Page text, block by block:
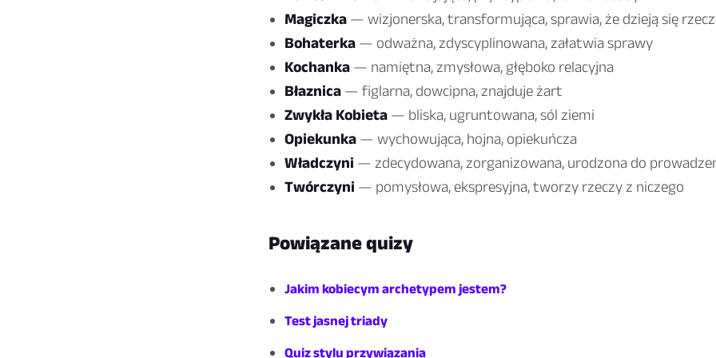
Magiczka — wizjonerska, transformująca, sprawia, że dzieją się
Bohaterka — odważna, zdyscyplinowana, załatwia sprawy
Kochanka — namiętna, zmysłowa, głęboko relacyjna
Błaznica — figlarna, dowcipna, znajduje żart
Zwykła Kobieta — bliska, ugruntowana, sól ziemi
Opiekunka — wychowująca, hojna, opiekuńcza
Władczyni — zdecydowana, zorganizowana, urodzona do
Twórczyni — pomysłowa, ekspresyjna, tworzy rzeczy z niczego
Powiązane quizy
Jakim kobiecym archetypem jestem?
Test jasnej triady
Quiz stylu przywiązania